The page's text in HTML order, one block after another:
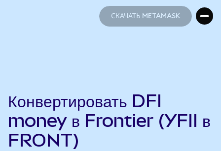
СКАЧАТЬ METAMASK
Конвертировать DFI
money в Frontier (YFII в
FRONT)